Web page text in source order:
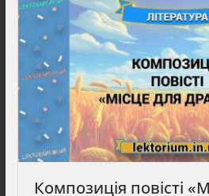
Композиція повісті